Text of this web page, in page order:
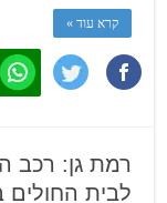
קרא עוד »
רמת גן: רכב
לבית החולים